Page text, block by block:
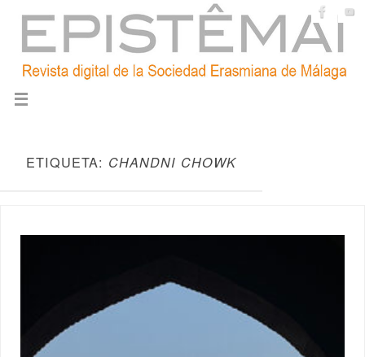
ETIQUETA: CHANDNI CHOWK